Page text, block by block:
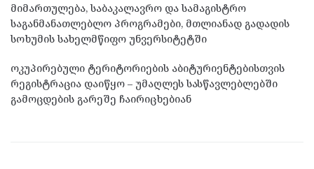
მიმართულება, საბაკალავრო და სამაგისტრო
საგანმანათლებლო პროგრამები, მთლიანად გადადის
სოხუმის სახელმწიფო უნვერსიტეტში
ოკუპირებული ტერიტორიების აბიტურიენტებისთვის
რეგისტრაცია დაიწყო – უმაღლეს სასწავლებლებში
გამოცდების გარეშე ჩაირიცხებიან